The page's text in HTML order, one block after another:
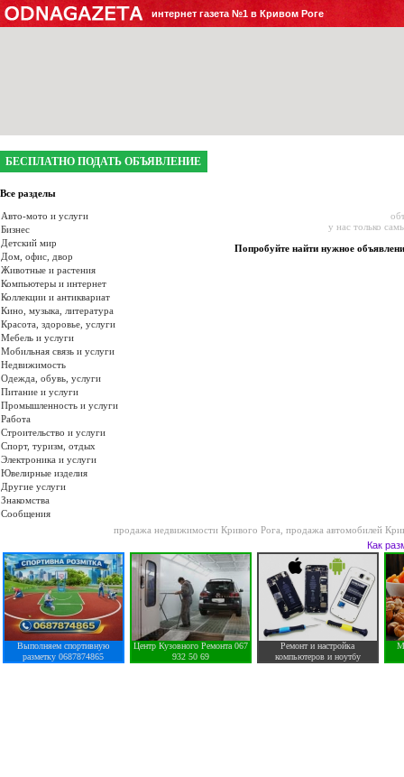
интернет газета №1 в Кривом Роге
БЕСПЛАТНО ПОДАТЬ ОБЪЯВЛЕНИЕ
Все разделы
Авто-мото и услуги
Бизнес
Детский мир
Дом, офис, двор
Животные и растения
Компьютеры и интернет
Коллекции и антиквариат
Кино, музыка, литература
Красота, здоровье, услуги
Мебель и услуги
Мобильная связь и услуги
Недвижимость
Одежда, обувь, услуги
Питание и услуги
Промышленность и услуги
Работа
Строительство и услуги
Спорт, туризм, отдых
Электроника и услуги
Ювелирные изделия
Другие услуги
Знакомства
Сообщения
у нас только
Попробуйте найти нужное
продажа недвижимости Кривого Рога продажа автомобилей
Как
Выполняем спортивную
разметку 0687874865
Центр Кузовного Ремонта 067
932 50 69
Ремонт и настройка
компьютеров и ноутбу